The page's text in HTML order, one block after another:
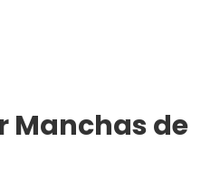
Manchas de